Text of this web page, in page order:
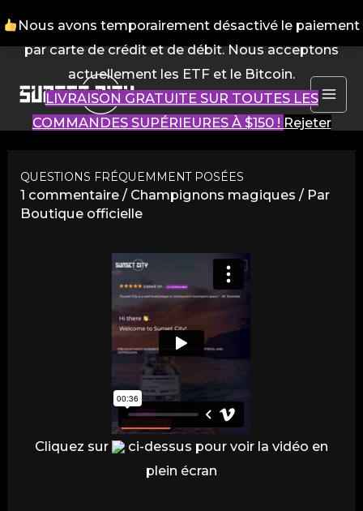
Nous avons temporairement désactivé le paiement
par carte de crédit et de débit. Nous acceptons
actuellement les ETF et le Bitcoin.
LIVRAISON GRATUITE SUR TOUTES LES
COMMANDES SUPÉRIEURES À $150 ! Rejeter
Aller
contenu
QUESTIONS FRÉQUEMMENT POSÉES
1 commentaire / Champignons magiques / Par
Boutique officielle
Cliquez sur
ci-dessus pour voir la vidéo en
plein écran